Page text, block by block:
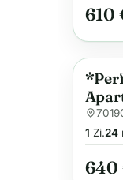
610
1-
Top-
Ost!
1 Zi.24
640